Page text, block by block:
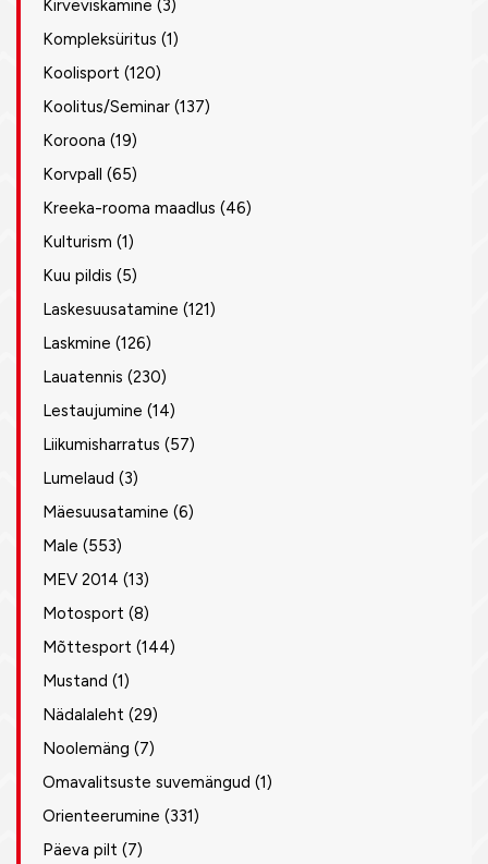
Kirveviskamine (3)
Kompleksüritus (1)
Koolisport (120)
Koolitus/Seminar (137)
Koroona (19)
Korvpall (65)
Kreeka-rooma maadlus (46)
Kulturism (1)
Kuu pildis (5)
Laskesuusatamine (121)
Laskmine (126)
Lauatennis (230)
Lestaujumine (14)
Liikumisharratus (57)
Lumelaud (3)
Mäesuusatamine (6)
Male (553)
MEV 2014 (13)
Motosport (8)
Mõttesport (144)
Mustand (1)
Nädalaleht (29)
Noolemäng (7)
Omavalitsuste suvemängud (1)
Orienteerumine (331)
Päeva pilt (7)